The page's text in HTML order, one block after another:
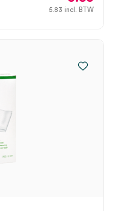
5.83 incl. BTW